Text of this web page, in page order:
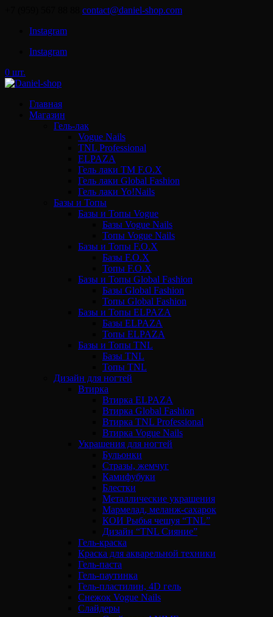
contact@daniel-shop.com
Instagram
Instagram
0 шт.
Главная
Магазин
Гель-лак
Vogue Nails
TNL Professional
ELPAZA
Гель лаки ТМ F.O.X
Гель лаки Global Fashion
Гель лаки Yo!Nails
Базы и Топы
Базы и Топы Vogue
Базы Vogue Nails
Топы Vogue Nails
Базы и Топы F.O.X
Базы F.O.X
Топы F.O.X
Базы и Топы Global Fashion
Базы Global Fashion
Топы Global Fashion
Базы и Топы ELPAZA
Базы ELPAZA
Топы ELPAZA
Базы и Топы TNL
Базы TNL
Топы TNL
Дизайн для ногтей
Втирка
Втирка ELPAZA
Втирка Global Fashion
Втирка TNL Professional
Втирка Vogue Nails
Украшения для ногтей
Бульонки
Стразы, жемчуг
Камифубуки
Блестки
Металлические украшения
Мармелад, меланж-сахарок
КОИ Рыбья чешуя “TNL”
Дизайн “TNL Сияние”
Гель-краска
Краска для акварельной техники
Гель-паста
Гель-паутинка
Гель-пластилин, 4D гель
Снежок Vogue Nails
Слайдеры